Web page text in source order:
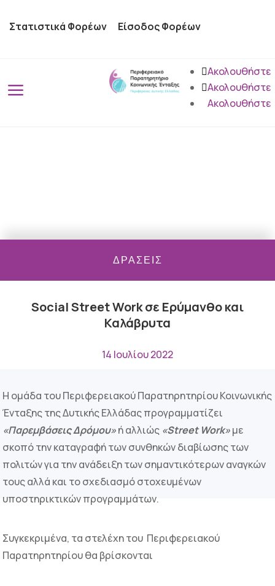
Στατιστικά Φορέων Είσοδος Φορέων
a
Ακολουθήστε
Ακολουθήστε
Ακολουθήστε
ΔΡΑΣΕΙΣ
Social Street Work σε Ερύμανθο και
Καλάβρυτα
14 Ιουλίου 2022
Η ομάδα του Περιφερειακού Παρατηρητηρίου Κοινωνικής
Ένταξης της Δυτικής Ελλάδας προγραμματίζει
«Παρεμβάσεις Δρόμου»ή αλλιώς «Street Work»με
σκοπό την καταγραφή των συνθηκών διαβίωσης των
πολιτών για την ανάδειξη των σημαντικότερων αναγκών
τους αλλά και το σχεδιασμό στοχευμένων
υποστηρικτικών προγραμμάτων.
Συγκεκριμένα, τα στελέχη του Περιφερειακού
Παρατηρητηρίου θα βρίσκονται